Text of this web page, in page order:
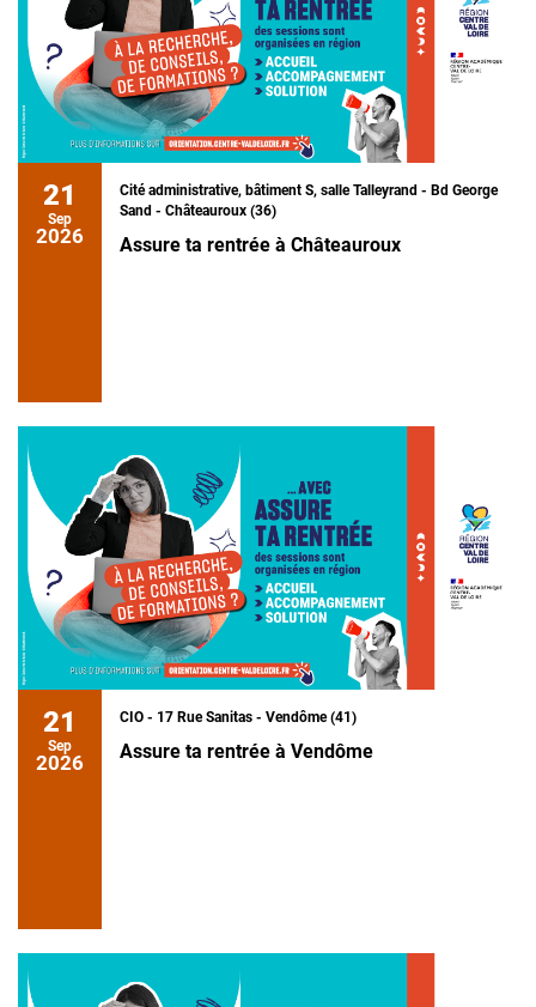
21
Sep
2026
Cité administrative, bâtiment S, salle Talleyrand - Bd George
Sand - Châteauroux (36)
Assure ta rentrée à Châteauroux
21
Sep
2026
CIO - 17 Rue Sanitas - Vendôme (41)
Assure ta rentrée à Vendôme